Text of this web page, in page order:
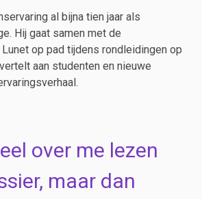
al bijna tien jaar als
Hij gaat samen met de
op pad tijdens rondleidingen op
aan studenten en nieuwe
over me lezen
maar dan